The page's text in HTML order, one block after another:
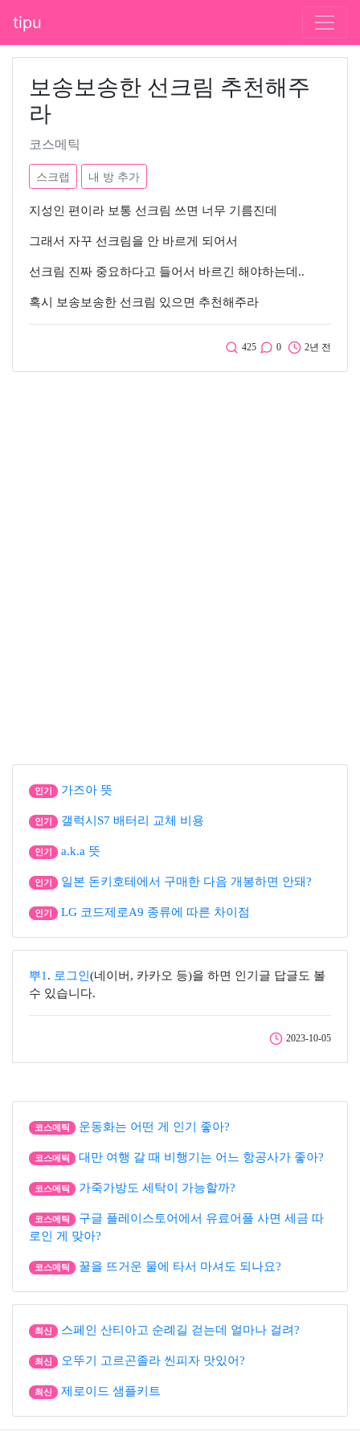
tipu
보송보송한 선크림 추천해주
라
코스메틱
스크랩 내 방 추가
지성인 편이라 보통 선크림 쓰면 너무 기름진데
그래서 자꾸 선크림을 안 바르게 되어서
선크림 진짜 중요하다고 들어서 바르긴 해야하는데..
혹시 보송보송한 선크림 있으면 추천해주라
425 0 2년 전
인기 가즈아 뜻
인기 갤럭시S7 배터리 교체 비용
인기 a.k.a 뜻
인기 일본 돈키호테에서 구매한 다음 개봉하면 안돼?
인기 LG 코드제로A9 종류에 따른 차이점
뿌1 . 로그인 (네이버, 카카오 등)을 하면 인기글 답글도 볼
수 있습니다.
2023-10-05
코스메틱 운동화는 어떤 게 인기 좋아?
코스메틱 대만 여행 갈 때 비행기는 어느 항공사가 좋아?
코스메틱 가죽가방도 세탁이 가능할까?
코스메틱
구글 플레이스토어에서 유료어플 사면 세금 따
로인 게 맞아?
코스메틱 꿀을 뜨거운 물에 타서 마셔도 되나요?
최신 스페인 산티아고 순례길 걷는데 얼마나 걸려?
최신 오뚜기 고르곤졸라 씬피자 맛있어?
최신 제로이드 샘플키트